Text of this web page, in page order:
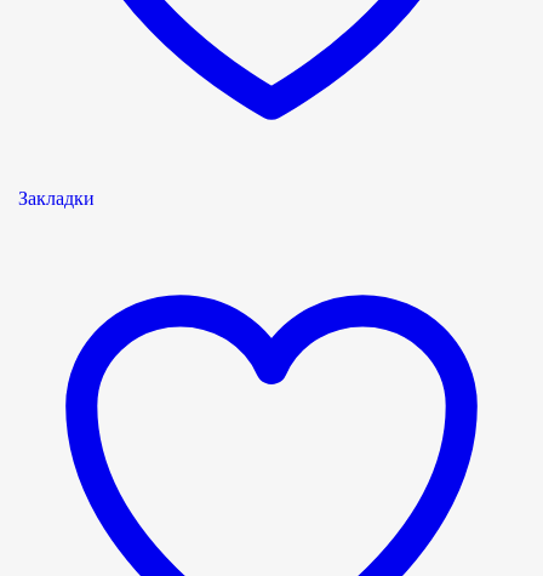
Закладки